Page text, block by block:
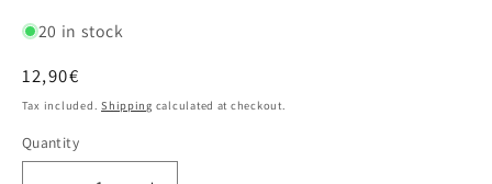
20 in stock
Regular
price
12,90€
Tax included.Shipping calculated at checkout.
Quantity